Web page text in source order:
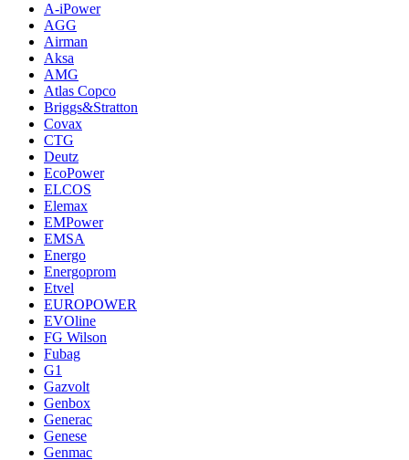
A-iPower
AGG
Airman
Aksa
AMG
Atlas Copco
Briggs&Stratton
Covax
CTG
Deutz
EcoPower
ELCOS
Elemax
EMPower
EMSA
Energo
Energoprom
Etvel
EUROPOWER
EVOline
FG Wilson
Fubag
G1
Gazvolt
Genbox
Generac
Genese
Genmac